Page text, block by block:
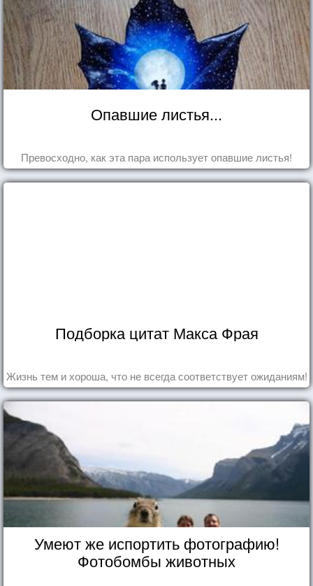
Опавшие листья...
Превосходно, как эта пара использует опавшие листья!
Подборка цитат Макса Фрая
Жизнь тем и хороша, что не всегда соответствует ожиданиям!
Умеют же испортить фотографию!
Фотобомбы животных